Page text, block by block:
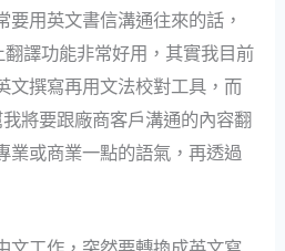
要用英文書信溝通往來的話，
譯功能非常好用，其實我目前
文撰寫再用文法校對工具，而
將要跟廠商客戶溝通的內容翻
業或商業一點的語氣，再透過